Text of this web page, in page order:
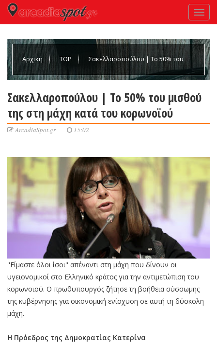
Αρχική TOP Σακελλαροπούλου | Το 50% του
Σακελλαροπούλου | Το 50% του μισθού
της στη μάχη κατά του κορωνοϊού
ArcadiaSpot.gr 15:02
''Είμαστε όλοι ίσοι'' απέναντι στη μάχη που δίνουν οι
υγειονομικοί στο Ελληνικό κράτος για την αντιμετώπιση του
κορωνοϊού. Ο πρωθυπουργός ζήτησε τη βοήθεια σύσσωμης
της κυβέρνησης για οικονομική ενίσχυση σε αυτή τη δύσκολη
μάχη.
H Πρόεδρος της Δημοκρατίας Κατερίνα